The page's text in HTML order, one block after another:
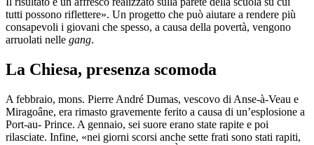
tutti possono riflettere». Un progetto che può aiutare a rendere più
consapevoli i giovani che spesso, a causa della povertà, vengono
arruolati nelle gang.
La Chiesa, presenza scomoda
A febbraio, mons. Pierre André Dumas, vescovo di Anse-à-Veau e
Miragoâne, era rimasto gravemente ferito a causa di un’esplosione a
Port-au- Prince. A gennaio, sei suore erano state rapite e poi
rilasciate. Infine, «nei giorni scorsi anche sette frati sono stati rapiti,